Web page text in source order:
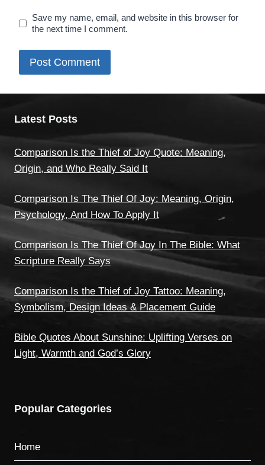
Save my name, email, and website in this browser for
the next time I comment.
Latest Posts
Comparison Is the Thief of Joy Quote: Meaning,
Origin, and Who Really Said It
Comparison Is The Thief Of Joy: Meaning, Origin,
Psychology, And How To Apply It
Comparison Is The Thief Of Joy In The Bible: What
Scripture Really Says
Comparison Is the Thief of Joy Tattoo: Meaning,
Symbolism, Design Ideas & Placement Guide
Bible Quotes About Sunshine: Uplifting Verses on
Light, Warmth and God’s Glory
Popular Categories
Home